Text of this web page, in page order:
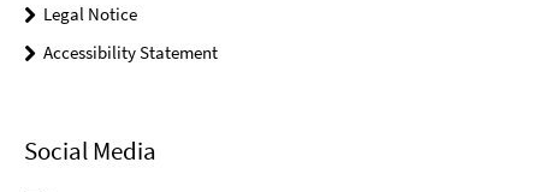
Legal Notice
Accessibility Statement
Social Media